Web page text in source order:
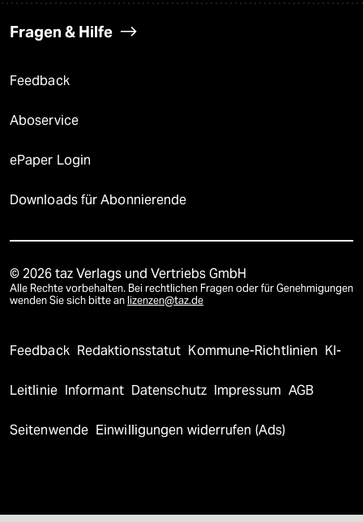
Fragen & Hilfe
Feedback
Aboservice
ePaper Login
Downloads für Abonnierende
© 2026 taz Verlags und Vertriebs GmbH
Alle Rechte vorbehalten. Bei rechtlichen Fragen oder für Genehmigungen
wenden Sie sich bitte an lizenzen@taz.de
Feedback Redaktionsstatut Kommune-Richtlinien KI-
Leitlinie Informant Datenschutz Impressum AGB
Seitenwende Einwilligungen widerrufen (Ads)